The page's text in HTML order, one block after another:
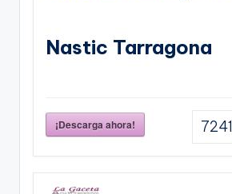
Nastic Tarragona
¡Descarga ahora! 7241